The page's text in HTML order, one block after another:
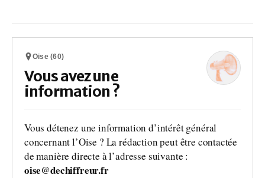
Oise (60)
Vous avez une
information ?
Vous détenez une information d’intérêt général
concernant l’Oise ? La rédaction peut être contactée
de manière directe à l’adresse suivante :
oise@dechiffreur.fr